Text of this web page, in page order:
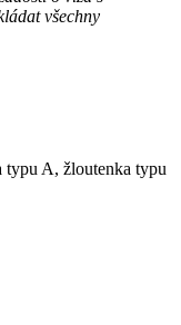
všechny
typu A, žloutenka typu